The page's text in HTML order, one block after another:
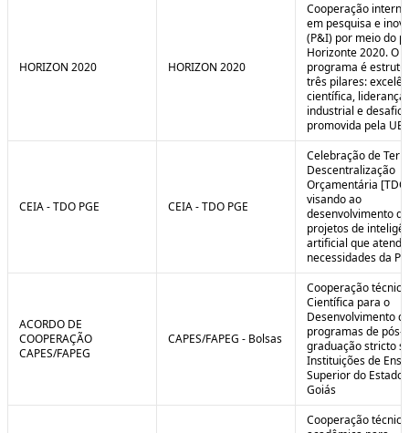
HORIZON 2020 HORIZON 2020
Cooperação
em pesquisa e
(P&I) por meio do
Horizonte 2020. O
programa é
três pilares:
científica, liderança
industrial e
promovida pela UE.
CEIA - TDO PGE CEIA - TDO PGE
Celebração de
Descentralização
Orçamentária
visando ao
desenvolvimento de
projetos de
artificial que
necessidades da
ACORDO DE
COOPERAÇÃO
CAPES/FAPEG
CAPES/FAPEG - Bolsas
Cooperação
Científica para o
Desenvolvimento
programas de pós-
graduação stricto
Instituições de
Superior do Estado
Goiás
Cooperação